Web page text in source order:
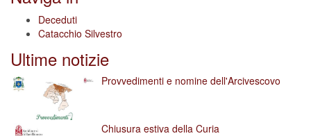
Deceduti
Catacchio Silvestro
Ultime notizie
Provvedimenti e nomine dell'Arcivescovo
Chiusura estiva della Curia